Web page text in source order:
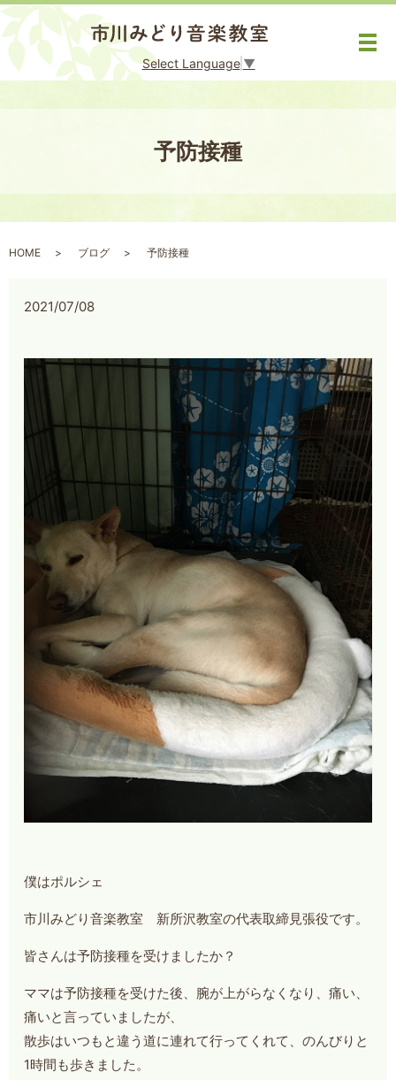
Select Language ▼
メ
予防接種
HOME ブログ 予防接種
2021/07/08
僕はポルシェ
市川みどり音楽教室 新所沢教室の代表取締見張役です。
皆さんは予防接種を受けましたか？
ママは予防接種を受けた後、腕が上がらなくなり、痛い、
痛いと言っていましたが、
散歩はいつもと違う道に連れて行ってくれて、のんびりと
1時間も歩きました。